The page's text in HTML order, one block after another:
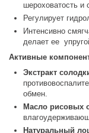
шероховатость и
Регулирует
Интенсивно
делает ее
Активные
Экстракт
обмен.
Масло рисовых
Натуральный